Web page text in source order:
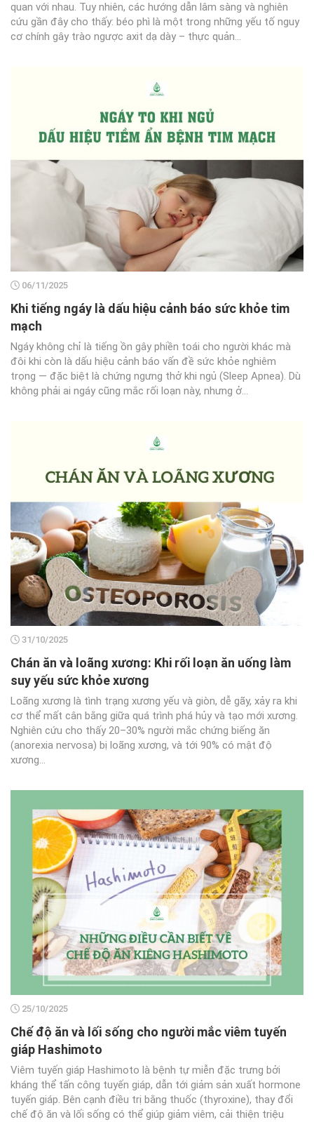
quan với nhau. Tuy nhiên, các hướng dẫn lâm sàng và nghiên
cứu gần đây cho thấy: béo phì là một trong những yếu tố nguy
cơ chính gây trào ngược axit dạ dày – thực quản...
06/11/2025
Khi tiếng ngáy là dấu hiệu cảnh báo sức khỏe tim
mạch
Ngáy không chỉ là tiếng ồn gây phiền toái cho người khác mà
đôi khi còn là dấu hiệu cảnh báo vấn đề sức khỏe nghiêm
trọng — đặc biệt là chứng ngưng thở khi ngủ (Sleep Apnea). Dù
không phải ai ngáy cũng mắc rối loạn này, nhưng ở...
31/10/2025
Chán ăn và loãng xương: Khi rối loạn ăn uống làm
suy yếu sức khỏe xương
Loãng xương là tình trạng xương yếu và giòn, dễ gãy, xảy ra khi
cơ thể mất cân bằng giữa quá trình phá hủy và tạo mới xương.
Nghiên cứu cho thấy 20–30% người mắc chứng biếng ăn
(anorexia nervosa) bị loãng xương, và tới 90% có mật độ
xương...
25/10/2025
Chế độ ăn và lối sống cho người mắc viêm tuyến
giáp Hashimoto
Viêm tuyến giáp Hashimoto là bệnh tự miễn đặc trưng bởi
kháng thể tấn công tuyến giáp, dẫn tới giảm sản xuất hormone
tuyến giáp. Bên cạnh điều trị bằng thuốc (thyroxine), thay đổi
chế độ ăn và lối sống có thể giúp giảm viêm, cải thiện triệu